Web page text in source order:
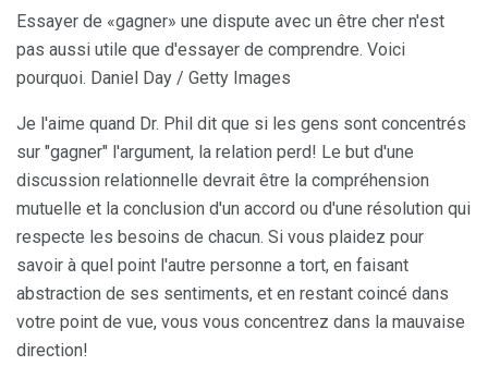
Essayer de «gagner» une dispute avec un être cher n'est
pas aussi utile que d'essayer de comprendre. Voici
pourquoi. Daniel Day / Getty Images
Je l'aime quand Dr. Phil dit que si les gens sont concentrés
sur "gagner" l'argument, la relation perd! Le but d'une
discussion relationnelle devrait être la compréhension
mutuelle et la conclusion d'un accord ou d'une résolution qui
respecte les besoins de chacun. Si vous plaidez pour
savoir à quel point l'autre personne a tort, en faisant
abstraction de ses sentiments, et en restant coincé dans
votre point de vue, vous vous concentrez dans la mauvaise
direction!